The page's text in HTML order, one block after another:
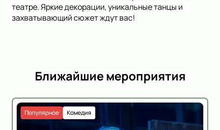
театре. Яркие декорации, уникальные танцы и
захватывающий сюжет ждут вас!
Ближайшие мероприятия
Комедия
Популярное